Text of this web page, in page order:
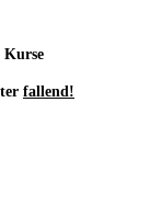
Kurse
fallend!